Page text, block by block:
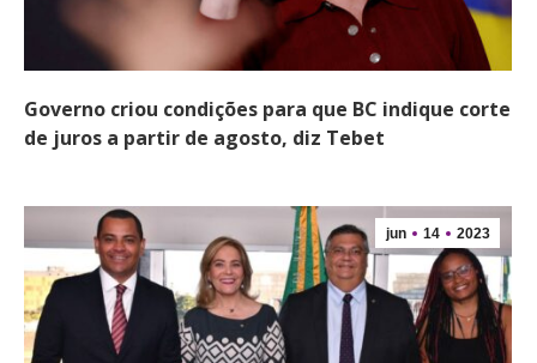
Governo criou condições para que BC indique corte
de juros a partir de agosto, diz Tebet
jun 14 2023